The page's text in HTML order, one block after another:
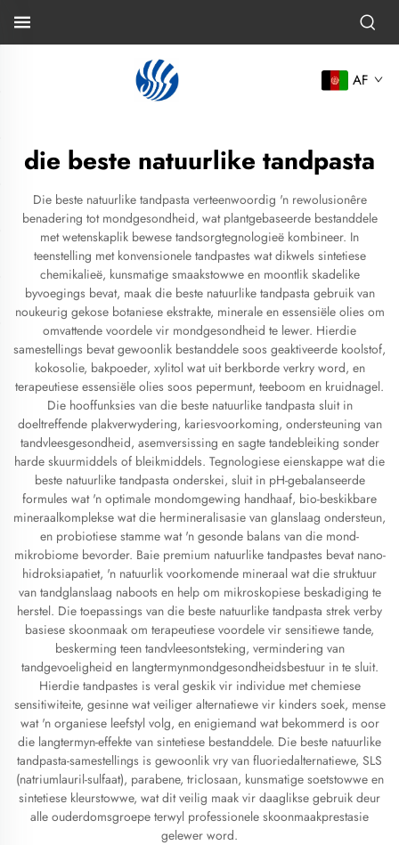
AF
die beste natuurlike tandpasta
Die beste natuurlike tandpasta verteenwoordig 'n rewolusionêre
benadering tot mondgesondheid, wat plantgebaseerde bestanddele
met wetenskaplik bewese tandsorgtegnologieë kombineer. In
teenstelling met konvensionele tandpastes wat dikwels sintetiese
chemikalieë, kunsmatige smaakstowwe en moontlik skadelike
byvoegings bevat, maak die beste natuurlike tandpasta gebruik van
noukeurig gekose botaniese ekstrakte, minerale en essensiële olies om
omvattende voordele vir mondgesondheid te lewer. Hierdie
samestellings bevat gewoonlik bestanddele soos geaktiveerde koolstof,
kokosolie, bakpoeder, xylitol wat uit berkborde verkry word, en
terapeutiese essensiële olies soos pepermunt, teeboom en kruidnagel.
Die hooffunksies van die beste natuurlike tandpasta sluit in
doeltreffende plakverwydering, kariesvoorkoming, ondersteuning van
tandvleesgesondheid, asemversissing en sagte tandebleiking sonder
harde skuurmiddels of bleikmiddels. Tegnologiese eienskappe wat die
beste natuurlike tandpasta onderskei, sluit in pH-gebalanseerde
formules wat 'n optimale mondomgewing handhaaf, bio-beskikbare
mineraalkomplekse wat die hermineralisasie van glanslaag ondersteun,
en probiotiese stamme wat 'n gesonde balans van die mond-
mikrobiome bevorder. Baie premium natuurlike tandpastes bevat nano-
hidroksiapatiet, 'n natuurlik voorkomende mineraal wat die struktuur
van tandglanslaag naboots en help om mikroskopiese beskadiging te
herstel. Die toepassings van die beste natuurlike tandpasta strek verby
basiese skoonmaak om terapeutiese voordele vir sensitiewe tande,
beskerming teen tandvleesontsteking, vermindering van
tandgevoeligheid en langtermynmondgesondheidsbestuur in te sluit.
Hierdie tandpastes is veral geskik vir individue met chemiese
sensitiwiteite, gesinne wat veiliger alternatiewe vir kinders soek, mense
wat 'n organiese leefstyl volg, en enigiemand wat bekommerd is oor
die langtermyn-effekte van sintetiese bestanddele. Die beste natuurlike
tandpasta-samestellings is gewoonlik vry van fluoriedalternatiewe, SLS
(natriumlauril-sulfaat), parabene, triclosaan, kunsmatige soetstowwe en
sintetiese kleurstowwe, wat dit veilig maak vir daaglikse gebruik deur
alle ouderdomsgroepe terwyl professionele skoonmaakprestasie
gelewer word.